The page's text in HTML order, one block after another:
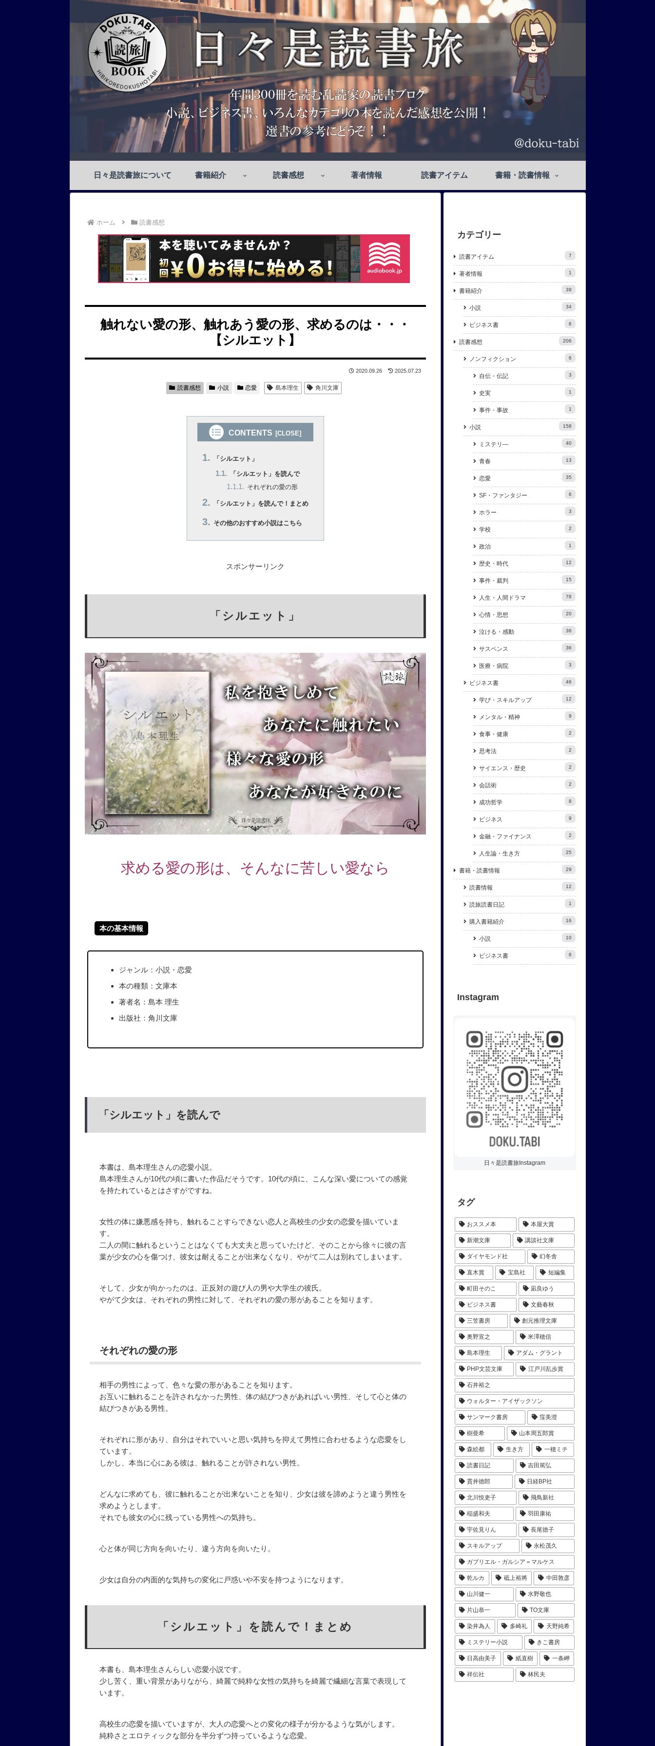
日々是読書旅について 書籍紹介 読書感想 著者情報 読書アイテム 書籍・読書情報
ホーム 読書感想
触れない愛の形、触れあう愛の形、求めるのは・・・
【シルエット】
2020.09.26 2025.07.23
読書感想 小説 恋愛 島本理生 角川文庫
CONTENTS
「シルエット」
「シルエット」を読んで
それぞれの愛の形
「シルエット」を読んで！まとめ
その他のおすすめ小説はこちら
スポンサーリンク
「シルエット」
求める愛の形は、そんなに苦しい愛なら
本の基本情報
ジャンル：小説・恋愛
本の種類：文庫本
著者名：島本 理生
出版社：角川文庫
「シルエット」を読んで
本書は、島本理生さんの恋愛小説。
島本理生さんが10代の頃に書いた作品だそうです。10代の頃に、こんな深い愛についての感覚
を持たれているとはさすがですね。
女性の体に嫌悪感を持ち、触れることすらできない恋人と高校生の少女の恋愛を描いていま
す。
二人の間に触れるということはなくても大丈夫と思っていたけど、そのことから徐々に彼の言
葉が少女の心を傷つけ、彼女は耐えることが出来なくなり、やがて二人は別れてしまいます。
そして、少女が向かったのは、正反対の遊び人の男や大学生の彼氏。
やがて少女は、それぞれの男性に対して、それぞれの愛の形があることを知ります。
それぞれの愛の形
相手の男性によって、色々な愛の形があることを知ります。
お互いに触れることを許されなかった男性、体の結びつきがあればいい男性、そして心と体の
結びつきがある男性。
それぞれに形があり、自分はそれでいいと思い気持ちを抑えて男性に合わせるような恋愛をし
ています。
しかし、本当に心にある彼は、触れることが許されない男性。
どんなに求めても、彼に触れることが出来ないことを知り、少女は彼を諦めようと違う男性を
求めようとします。
それでも彼女の心に残っている男性への気持ち。
心と体が同じ方向を向いたり、違う方向を向いたり。
少女は自分の内面的な気持ちの変化に戸惑いや不安を持つようになります。
「シルエット」を読んで！まとめ
本書も、島本理生さんらしい恋愛小説です。
少し苦く、重い背景がありながら、綺麗で純粋な女性の気持ちを綺麗で繊細な言葉で表現して
います。
高校生の恋愛を描いていますが、大人の恋愛へとの変化の様子が分かるような気がします。
純粋さとエロティックな部分を半分ずつ持っているような恋愛。
カテゴリー
読書アイテム 7
著者情報 1
書籍紹介 39
小説 34
ビジネス書 6
読書感想 206
ノンフィクション 6
自伝・伝記 3
史実 1
事件・事故 1
小説 158
ミステリ― 40
青春 13
恋愛 35
SF・ファンタジー 6
ホラー 3
学校 2
政治 1
歴史・時代 12
事件・裁判 15
人生・人間ドラマ 78
心情・思想 20
泣ける・感動 36
サスペンス 36
医療・病院 3
ビジネス書 46
学び・スキルアップ 12
メンタル・精神 9
食事・健康 2
思考法 2
サイエンス・歴史 2
会話術 2
成功哲学 8
ビジネス 9
金融・ファイナンス 2
人生論・生き方 25
書籍・読書情報 29
読書情報 12
読旅読書日記 1
購入書籍紹介 16
小説 10
ビジネス書 6
Instagram
日々是読書旅Instagram
タグ
おススメ本 本屋大賞
新潮文庫 講談社文庫
ダイヤモンド社 幻冬舎
直木賞 宝島社 短編集
町田そのこ 凪良ゆう
ビジネス書 文藝春秋
三笠書房 創元推理文庫
奥野宣之 米澤穂信
島本理生 アダム・グラント
PHP文芸文庫 江戸川乱歩賞
石井裕之
ウォルター・アイザックソン
サンマーク書房 窪美澄
樹亜希 山本周五郎賞
森絵都 生き方 一穂ミチ
読書日記 吉田篤弘
貫井徳郎 日経BP社
北川悦吏子 飛鳥新社
稲盛和夫 羽田康祐
宇佐見りん 長尾徳子
スキルアップ 永松茂久
ガブリエル・ガルシア＝マルケス
乾ルカ 砥上裕將 中田敦彦
山川健一 水野敬也
片山恭一 TO文庫
染井為人 多崎礼 天野純希
ミステリー小説 きこ書房
日高由美子 紙直樹 一条岬
祥伝社 林民夫